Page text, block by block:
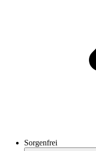
Sorgenfrei